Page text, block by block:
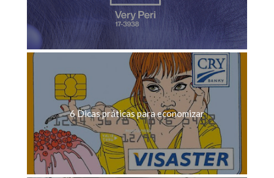
6 Dicas práticas para economizar